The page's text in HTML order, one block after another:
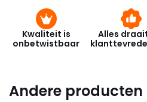
Kwaliteit is
onbetwistbaar
Alles
Andere producten